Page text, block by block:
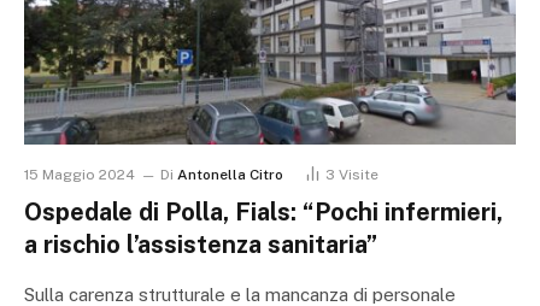
15 Maggio 2024 Di Antonella Citro 3 Visite
Ospedale di Polla, Fials: “Pochi infermieri,
a rischio l’assistenza sanitaria”
Sulla carenza strutturale e la mancanza di personale